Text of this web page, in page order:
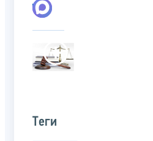
Теги